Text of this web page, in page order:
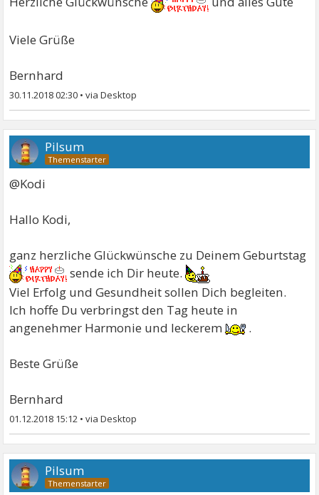
Viele Grüße
Bernhard
30.11.2018 02:30 •
Pilsum
@Kodi
Hallo Kodi,
ganz herzliche Glückwünsche zu Deinem Geburtstag
sende ich Dir heute.
Viel Erfolg und Gesundheit sollen Dich begleiten.
Ich hoffe Du verbringst den Tag heute in
angenehmer Harmonie und leckerem
.
Beste Grüße
Bernhard
01.12.2018 15:12 •
Pilsum